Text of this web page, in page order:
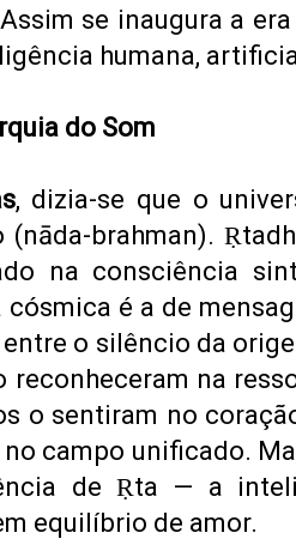
se inaugura a
humana,
do Som
, dizia-se que o
(nāda-brahman).
na consciência
cósmica é a de
o silêncio da
reconheceram na
o sentiram no
campo unificado.
de Ṛta — a
equilíbrio de amor.